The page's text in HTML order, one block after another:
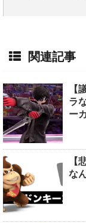
関連記事
【
ラ
ー
【
な